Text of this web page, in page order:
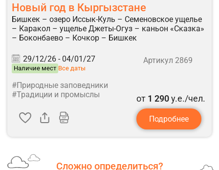
Новый год в Кыргызстане
Бишкек – озеро Иссык-Куль – Семеновское ущелье
– Каракол – ущелье Джеты-Огуз – каньон «Сказка»
– Боконбаево – Кочкор – Бишкек
29/12/26 - 04/01/27
Наличие мест Все даты
Артикул 2869
#Природные заповедники
#Традиции и промыслы
от 1 290у.е./чел.
Подробнее
Сложно определиться?